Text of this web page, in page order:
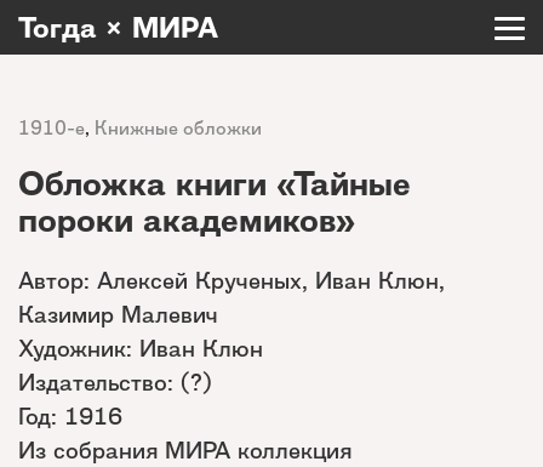
Тогда × МИРА
1910-е, Книжные обложки
Обложка книги «Тайные
пороки академиков»
Автор: Алексей Крученых, Иван Клюн,
Казимир Малевич
Художник: Иван Клюн
Издательство: (?)
Год: 1916
Из собрания МИРА коллекция